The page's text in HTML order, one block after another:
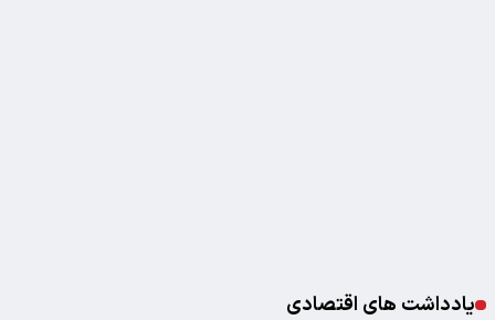
یادداشت های اقتصادی